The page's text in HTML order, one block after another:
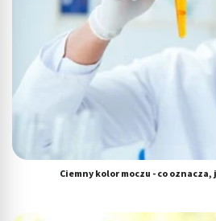
Ciemny kolor moczu - co